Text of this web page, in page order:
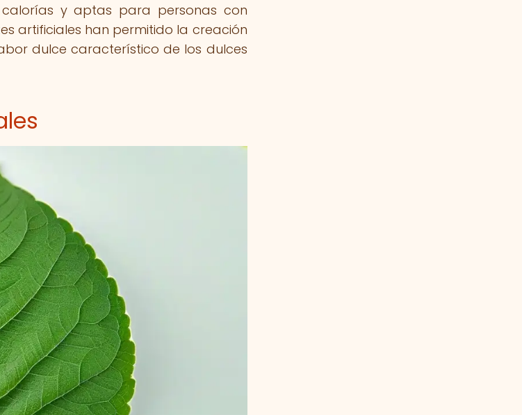
calorías y aptas para personas con
artificiales han permitido la creación
dulce característico de los dulces